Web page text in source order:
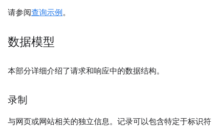
请参阅查询示例。
数据模型
本部分详细介绍了请求和响应中的数据结构。
录制
与网页或网站相关的独立信息。记录可以包含特定于标识符